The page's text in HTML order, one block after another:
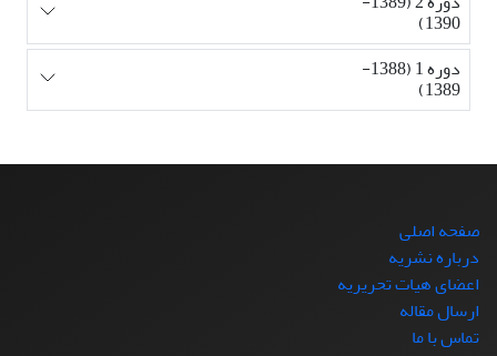
1390)
دوره 1 (1388-
1389)
صفحه اصلی
درباره نشریه
اعضای هیات تحریریه
ارسال مقاله
تماس با ما